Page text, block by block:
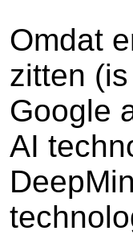
Omdat
zitten
Google
AI